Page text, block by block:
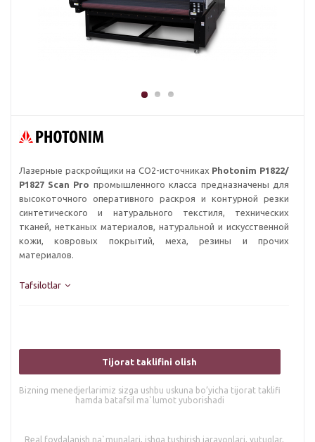
Лазерные раскройщики на СО2-источниках Photonim P1822/
Р1827 Scan Pro промышленного класса предназначены для
высокоточного оперативного раскроя и контурной резки
синтетического и натурального текстиля, технических
тканей, нетканых материалов, натуральной и искусственной
кожи, ковровых покрытий, меха, резины и прочих
материалов.
Tafsilotlar
Tijorat taklifini olish
Bizning menedjerlarimiz sizga ushbu uskuna bo’yicha tijorat taklifi
hamda batafsil ma`lumot yuborishadi
Real foydalanish na`munalari, ishga tushirish jarayonlari, yutuqlar,